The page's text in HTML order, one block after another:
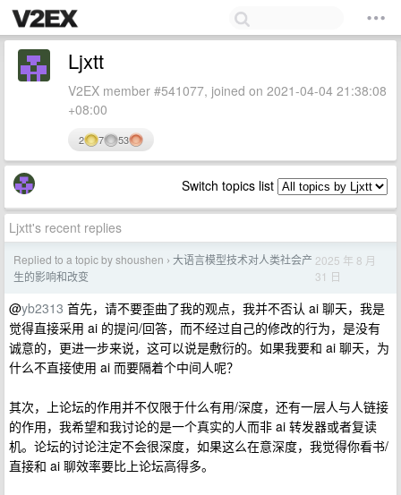
Ljxtt
V2EX member #541077, joined on 2021-04-04 21:38:08
+08:00
2 7 53
Switch topics list
Ljxtt's recent replies
Replied to a topic by shoushen › 大语言模型技术对人类社会产
生的影响和改变
2025 年 8 月
31 日
@yb2313 首先，请不要歪曲了我的观点，我并不否认 ai 聊天，我是
觉得直接采用 ai 的提问/回答，而不经过自己的修改的行为，是没有
诚意的，更进一步来说，这可以说是敷衍的。如果我要和 ai 聊天，为
什么不直接使用 ai 而要隔着个中间人呢？
其次，上论坛的作用并不仅限于什么有用/深度，还有一层人与人链接
的作用，我希望和我讨论的是一个真实的人而非 ai 转发器或者复读
机。论坛的讨论注定不会很深度，如果这么在意深度，我觉得你看书/
直接和 ai 聊效率要比上论坛高得多。